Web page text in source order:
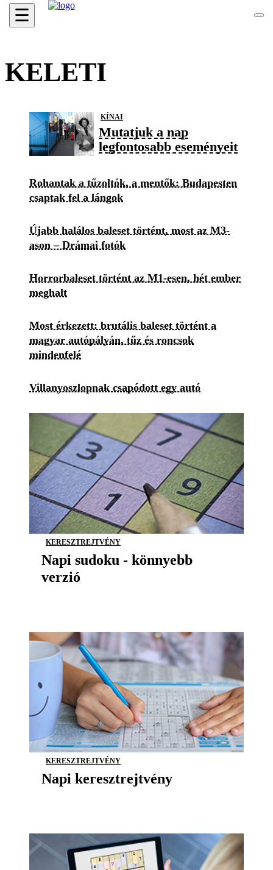
☰
KELETI
KÍNAI
Mutatjuk a nap
legfontosabb eseményeit
Rohantak a tűzoltók, a mentők: Budapesten
csaptak fel a lángok
Újabb halálos baleset történt, most az M3-
ason – Drámai fotók
Horrorbaleset történt az M1-esen, hét ember
meghalt
Most érkezett: brutális baleset történt a
magyar autópályán, tűz és roncsok
mindenfelé
Villanyoszlopnak csapódott egy autó
KERESZTREJTVÉNY
Napi sudoku - könnyebb
verzió
KERESZTREJTVÉNY
Napi keresztrejtvény